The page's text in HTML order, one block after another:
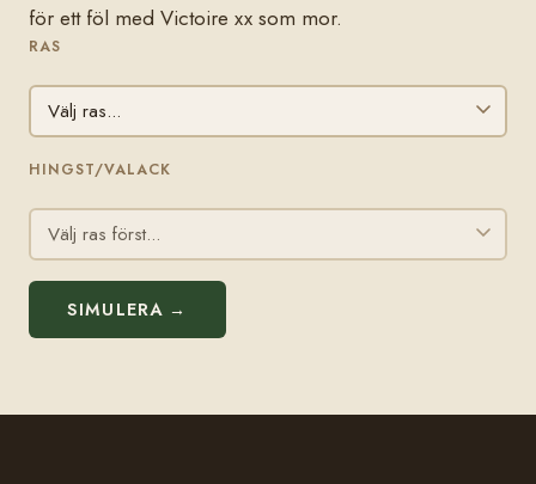
för ett föl med Victoire xx som mor.
RAS
HINGST/VALACK
SIMULERA →